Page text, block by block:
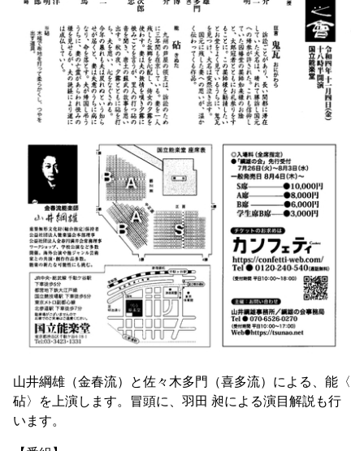
山井綱雄（金春流）と佐々木多門（喜多流）による、能〈
砧〉を上演します。冒頭に、羽田 昶による演目解説も行
います。